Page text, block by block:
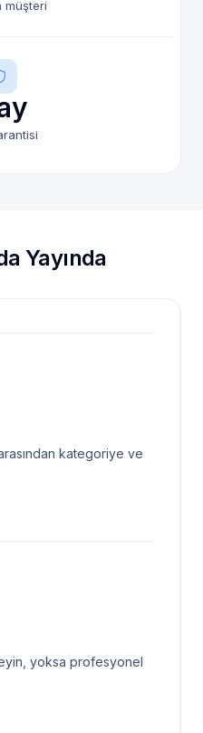
müşteri
Yayında
kategoriye ve
yoksa profesyonel